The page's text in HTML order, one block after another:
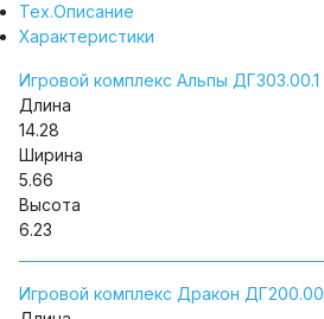
Тех.Описание
Характеристики
Игровой комплекс Альпы ДГ303.00.1
Длина
14.28
Ширина
5.66
Высота
6.23
Игровой комплекс Дракон ДГ200.00